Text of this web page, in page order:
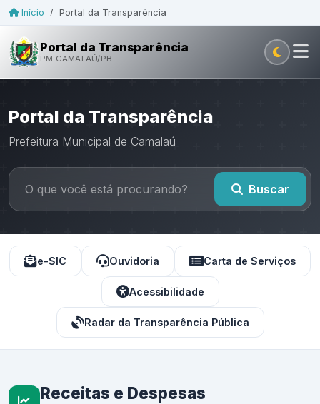
Início / Portal da Transparência
Portal da Transparência
PM CAMALAÚ/PB
Portal da Transparência
Prefeitura Municipal de Camalaú
Buscar
e-SIC Ouvidoria Carta de Serviços
Acessibilidade
Radar da Transparência Pública
Receitas e Despesas